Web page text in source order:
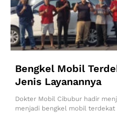
Bengkel Mobil
Jenis Layanannya
Dokter Mobil Cibubur hadir
menjadi bengkel mobil terdekat